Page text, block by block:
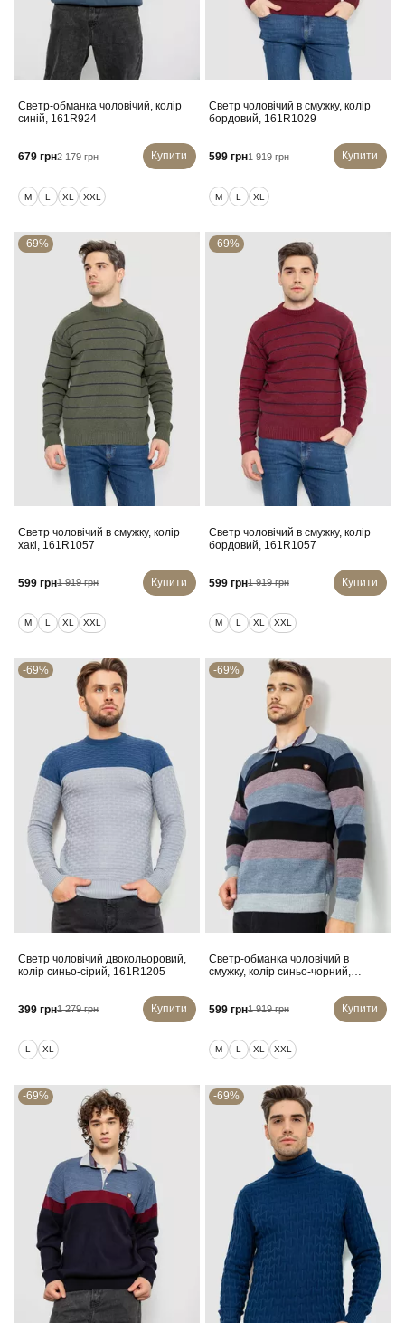
Светр-обманка чоловічий, колір
синій, 161R924
679 грн2 179 грн Купити
M L XL XXL
Светр чоловічий в смужку, колір
бордовий, 161R1029
599 грн1 919 грн Купити
M L XL
-69%
Светр чоловічий в смужку, колір
хакі, 161R1057
599 грн1 919 грн Купити
M L XL XXL
-69%
Светр чоловічий в смужку, колір
бордовий, 161R1057
599 грн1 919 грн Купити
M L XL XXL
-69%
Светр чоловічий двокольоровий,
колір синьо-сірий, 161R1205
399 грн1 279 грн Купити
L XL
-69%
Светр-обманка чоловічий в
смужку, колір синьо-чорний,
599 грн1 919 грн Купити
M L XL XXL
-69% -69%